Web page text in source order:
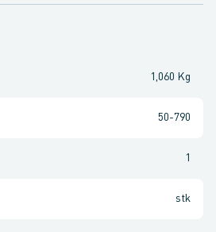
1,060 Kg
50-790
1
stk